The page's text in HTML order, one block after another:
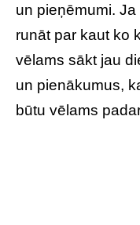
un pieņēmumi.
runāt par kaut ko
vēlams sākt jau
un pienākumus,
būtu vēlams